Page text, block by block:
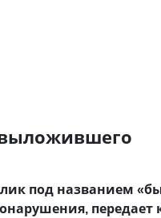
выложившего
под названием
передает